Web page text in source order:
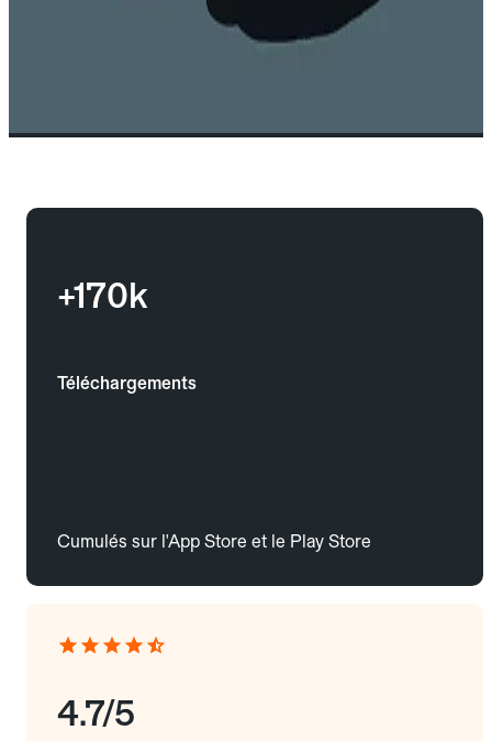
+170k
Téléchargements
Cumulés sur l'App Store et le Play Store
4.7/5